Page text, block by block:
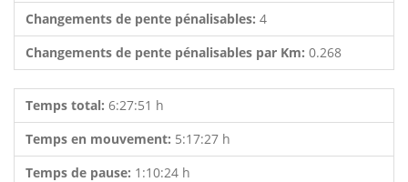
Changements de pente pénalisables: 4
Changements de pente pénalisables par Km: 0.268
Temps total: 6:27:51 h
Temps en mouvement: 5:17:27 h
Temps de pause: 1:10:24 h